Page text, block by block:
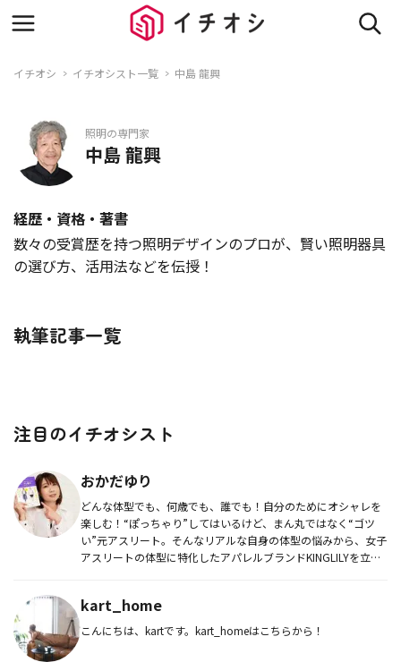
イチオシ イチオシスト一覧 中島 龍興
照明の専門家
中島 龍興
経歴・資格・著書
数々の受賞歴を持つ照明デザインのプロが、賢い照明器具
の選び方、活用法などを伝授！
執筆記事一覧
注目のイチオシスト
おかだゆり
どんな体型でも、何歳でも、誰でも！自分のためにオシャレを
楽しむ！“ぽっちゃり”してはいるけど、まん丸ではなく“ゴツ
い”元アスリート。そんなリアルな自身の体型の悩みから、女子
アスリートの体型に特化したアパレルブランドKINGLILYを立ち
kart_home
こんにちは、kartです。kart_homeはこちらから！